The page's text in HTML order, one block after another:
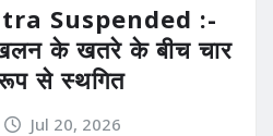
Suspended :-
के खतरे के बीच चार
रूप से स्थगित
Jul 20, 2026